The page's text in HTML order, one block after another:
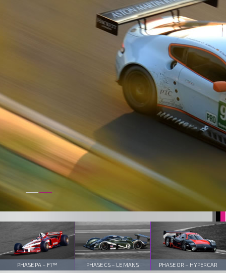
PHASE PA – F1™ PHASE CS – LE MANS PHASE OR – HYPERCAR